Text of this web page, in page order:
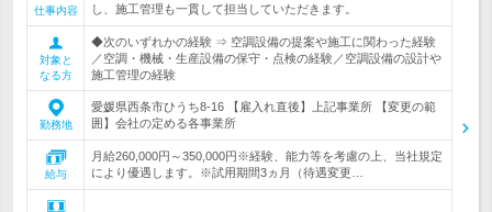
仕事内容
し、施工管理も一貫して担当していただきます。
対象と
なる方
◆次のいずれかの経験 ⇒ 空調設備の提案や施工に関わった経験
／空調・機械・生産設備の保守・点検の経験／空調設備の設計や
施工管理の経験
勤務地
愛媛県西条市ひうち8‐16 【雇入れ直後】上記事業所 【変更の範
囲】会社の定める各事業所
給与
月給260,000円～350,000円※経験、能力等を考慮の上、当社規定
により優遇します。※試用期間3ヵ月（待遇変更…